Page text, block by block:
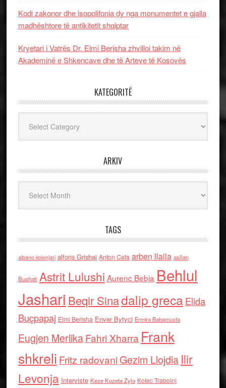
Kodi zakonor dhe isopolifonia dy nga monumentet e gjalla
madhështore të antikitetit shqiptar
Kryetari i Vatrës Dr. Elmi Berisha zhvilloi takim në
Akademinë e Shkencave dhe të Arteve të Kosovës
KATEGORITË
ARKIV
TAGS
albano kolonjari alfons Grishaj Anton Cefa arben llalla asllan
Bushati Astrit Lulushi Aurenc Bebja Behlul
Jashari Beqir Sinadalip grecaElida
Buçpapaj Elmi Berisha Enver Bytyci Ermira Babamusta
Eugjen MerlikaFahri Xharra Frank
shkreli Fritz radovaniGezim Llojdia Ilir
Levonja Interviste Keze Kozeta Zylo Kolec Traboini